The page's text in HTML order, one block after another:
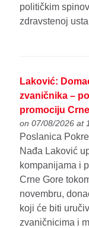
političkim
zdravstenoj
Laković:
zvaničnika –
promociju
on 07/08/2026 at
Poslanica
Nađa Laković
kompanijama i
Crne Gore
novembru,
koji će biti
zvaničnicima i